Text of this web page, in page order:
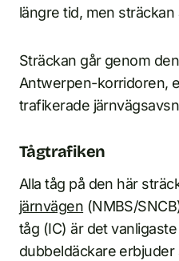
längre tid, men
Sträckan går genom
Antwerpen-korridoren,
trafikerade
Tågtrafiken
Alla tåg på den här
järnvägen (NMBS/
tåg (IC) är det
dubbeldäckare erbjuder